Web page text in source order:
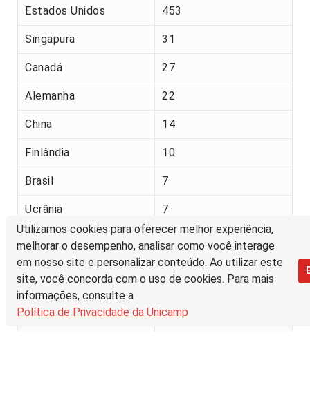
Utilizamos cookies para oferecer melhor experiência,
melhorar o desempenho, analisar como você interage
em nosso site e personalizar conteúdo. Ao utilizar este
site, você concorda com o uso de cookies. Para mais
informações, consulte a
Política de Privacidade da Unicamp
Estados Unidos 453
Singapura 31
Canadá 27
Alemanha 22
China 14
Finlândia 10
Brasil 7
Ucrânia 7
França 2
Coreia do Sul